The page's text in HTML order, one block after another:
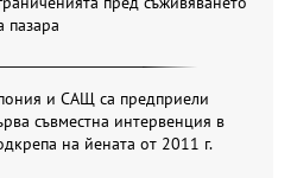
пазара
и САЩ са предприели
съвместна интервенция в
на йената от 2011 г.